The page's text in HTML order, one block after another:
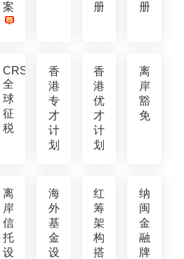
案
册
册
CRS
全
球
征
税
香
港
专
才
计
划
香
港
优
才
计
划
离
岸
豁
免
离
岸
信
托
设
海
外
基
金
设
红
筹
架
构
搭
纳
闽
金
融
牌